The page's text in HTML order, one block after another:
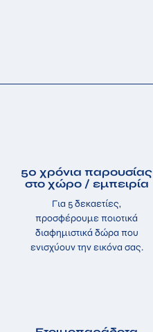
50 χρόνια παρουσίας
στο χώρο / εμπειρία
Για 5 δεκαετίες,
προσφέρουμε ποιοτικά
διαφημιστικά δώρα που
ενισχύουν την εικόνα σας.